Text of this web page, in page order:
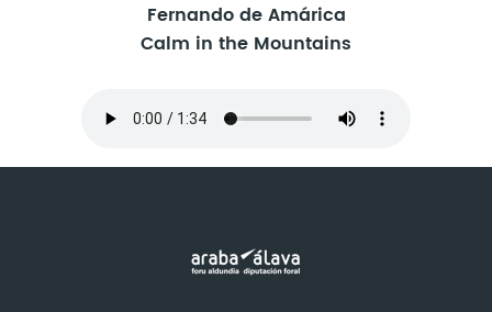
Fernando de Amárica
Calm in the Mountains